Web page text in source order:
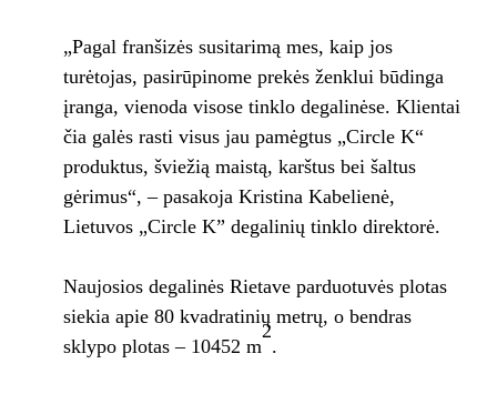
„Pagal franšizės susitarimą mes, kaip jos
turėtojas, pasirūpinome prekės ženklui būdinga
įranga, vienoda visose tinklo degalinėse. Klientai
čia galės rasti visus jau pamėgtus „Circle K“
produktus, šviežią maistą, karštus bei šaltus
gėrimus“, – pasakoja Kristina Kabelienė,
Lietuvos „Circle K” degalinių tinklo direktorė.
Naujosios degalinės Rietave parduotuvės plotas
siekia apie 80 kvadratinių metrų, o bendras
sklypo plotas – 10452 m
2
.